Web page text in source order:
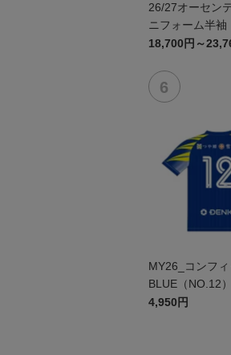
26/27オーセン
ニフォーム半袖
18,700円～
MY26_コンフ
BLUE（NO.12）
4,950円